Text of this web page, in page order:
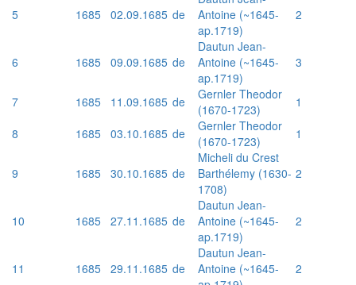
5 1685 02.09.1685 de
Antoine (~1645-
ap.1719)
2
6 1685 09.09.1685 de
Dautun Jean-
Antoine (~1645-
ap.1719)
3
7 1685 11.09.1685 de
Gernler Theodor
(1670-1723)
1
8
1685 03.10.1685 de
Gernler Theodor
(1670-1723)
1
9 1685 30.10.1685 de
Micheli du Crest
Barthélemy (1630-
1708)
2
10 1685 27.11.1685 de
Dautun Jean-
Antoine (~1645-
ap.1719)
2
11 1685 29.11.1685 de
Dautun Jean-
Antoine (~1645-
2